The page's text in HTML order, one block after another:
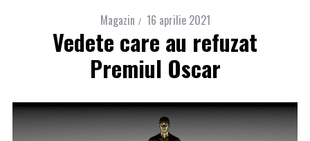
Magazin 16 aprilie 2021
Vedete care au refuzat
Premiul Oscar